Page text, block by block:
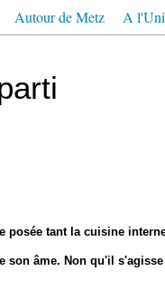
Autour de Metz A
posée tant la cuisine
son âme. Non qu'il s'agisse